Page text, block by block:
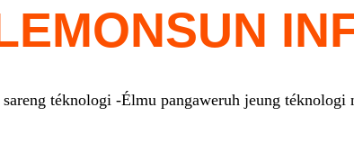
téknologi -Élmu pangaweruh jeung téknologi